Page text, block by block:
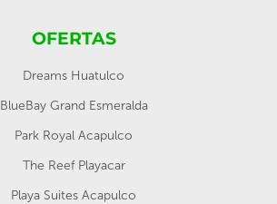
OFERTAS
Dreams Huatulco
BlueBay Grand Esmeralda
Park Royal Acapulco
The Reef Playacar
Playa Suites Acapulco